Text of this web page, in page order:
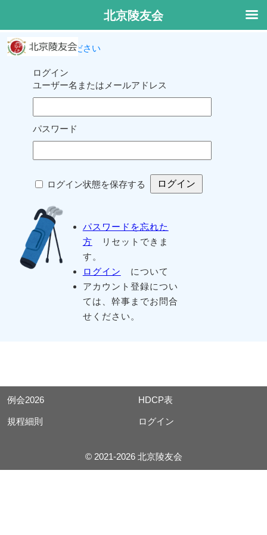
ログインしてください
ログイン
ユーザー名またはメールアドレス
パスワード
ログイン状態を保存する
パスワードを忘れた
方 リセットできま
す。
ログイン
について
アカウント登録につい
ては、幹事までお問合
せください。
例会2026 HDCP表
規程細則 ログイン
© 2021-2026 北京陵友会
北京陵友会